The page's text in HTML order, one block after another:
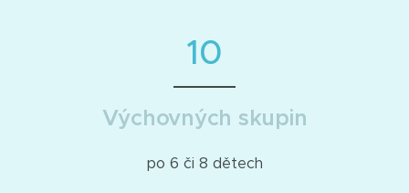
10
Výchovných skupin
po 6 či 8 dětech